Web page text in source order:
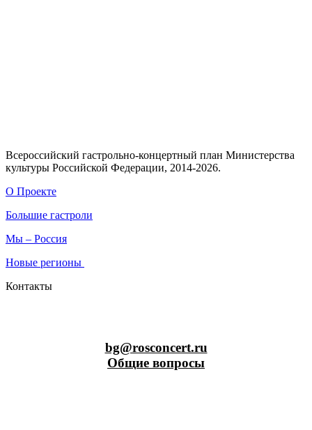
Всероссийский гастрольно-концертный план Министерства
культуры Российской Федерации, 2014-2026.
О Проекте
Большие гастроли
Мы – Россия
Новые регионы
Контакты
bg@rosconcert.ru
Общие вопросы